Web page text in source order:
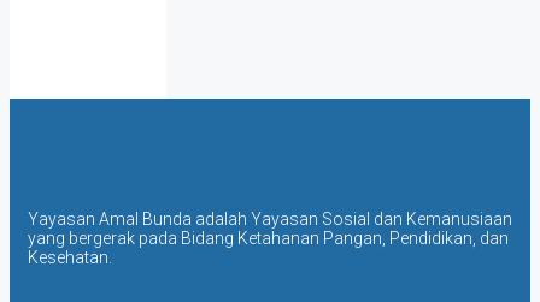
Yayasan Amal Bunda adalah Yayasan Sosial dan Kemanusiaan
yang bergerak pada Bidang Ketahanan Pangan, Pendidikan, dan
Kesehatan.